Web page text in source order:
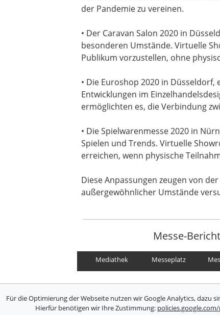
der Pandemie zu vereinen.
• Der Caravan Salon 2020 in
besonderen Umstände. Virtuelle
Publikum vorzustellen, ohne
• Die Euroshop 2020 in
Entwicklungen im
ermöglichten es, die Verbindung
• Die Spielwarenmesse 2020 in
Spielen und Trends. Virtuelle
erreichen, wenn physische
Diese Anpassungen zeugen von
außergewöhnlicher Umstände
Messe-
Mediathek Messeplatz
Für die Optimierung der Webseite nutzen wir Google Analytics, dazu
Hierfür benötigen wir Ihre Zustimmung: